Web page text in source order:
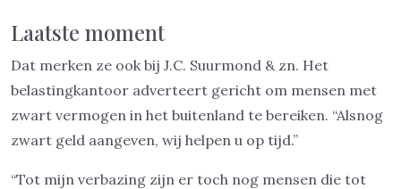
Laatste moment
Dat merken ze ook bij J.C. Suurmond & zn. Het
belastingkantoor adverteert gericht om mensen met
zwart vermogen in het buitenland te bereiken. “Alsnog
zwart geld aangeven, wij helpen u op tijd.”
“Tot mijn verbazing zijn er toch nog mensen die tot